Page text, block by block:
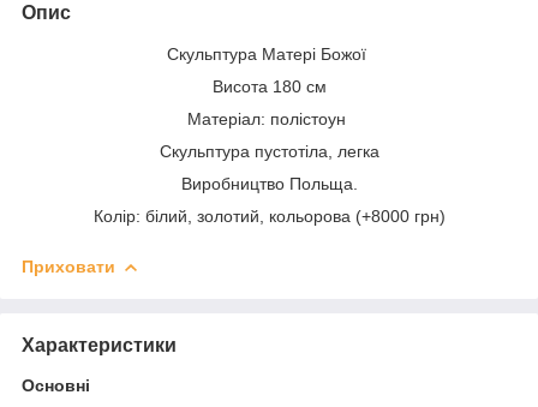
Опис
Скульптура Матері Божої
Висота 180 см
Матеріал: полістоун
Скульптура пустотіла, легка
Виробництво Польща.
Колір: білий, золотий, кольорова (+8000 грн)
Приховати
Характеристики
Основні